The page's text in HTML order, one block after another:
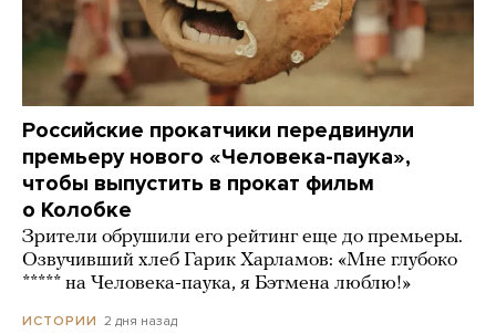
Российские прокатчики передвинули
премьеру нового «Человека-паука»,
чтобы выпустить в прокат фильм
о Колобке
Зрители обрушили его рейтинг еще до премьеры.
Озвучивший хлеб Гарик Харламов: «Мне глубоко
***** на Человека-паука, я Бэтмена люблю!»
ИСТОРИИ 2 дня назад